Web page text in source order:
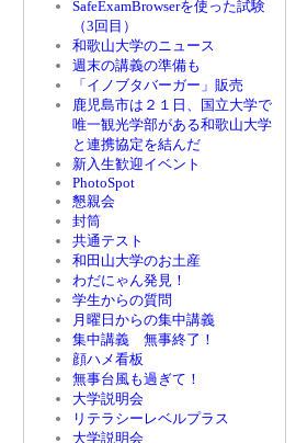
SafeExamBrowserを使った試験
（3回目）
和歌山大学のニュース
週末の講義の準備も
「イノブタバーガー」販売
鹿児島市は２１日、国立大学で
唯一観光学部がある和歌山大学
と連携協定を結んだ
新入生歓迎イベント
PhotoSpot
懇親会
封筒
共通テスト
和田山大学のお土産
わだにゃん発見！
学生からの質問
月曜日からの集中講義
集中講義 無事終了！
顔ハメ看板
無事台風も過ぎて！
大学説明会
リテラシーレベルプラス
大学説明会